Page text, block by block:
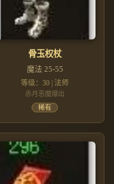
骨玉权杖
魔法 25-55
等级：30 | 法师
赤月恶魔爆出
稀有